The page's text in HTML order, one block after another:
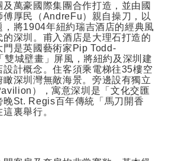
萬豪國際集團合作打造，並由國
傅厚民（AndreFu）親自操刀，以
，將1904年紐約瑞吉酒店的經典風
深圳。甫入酒店是大理石打造的
是英國藝術家 Pip Todd-
雙城壁畫」屏風，將紐約及深圳建
計概念。住客須乘電梯往35樓空
瞰深圳灣無敵海景。旁邊設有獨立
），寓意深圳是「文化交匯
晚St. Regis百年傳統「馬刀開香
裏舉行。